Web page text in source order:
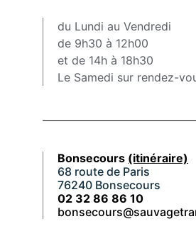
du Lundi au Vendredi
de 9h30 à 12h00
et de 14h à 18h30
Le Samedi sur rendez-
Bonsecours (itinéraire)
68 route de Paris
76240 Bonsecours
02 32 86 86 10